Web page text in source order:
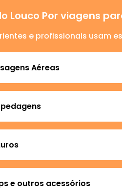
Louco Por viagens
e profissionais usam
Aéreas
e outros acessórios